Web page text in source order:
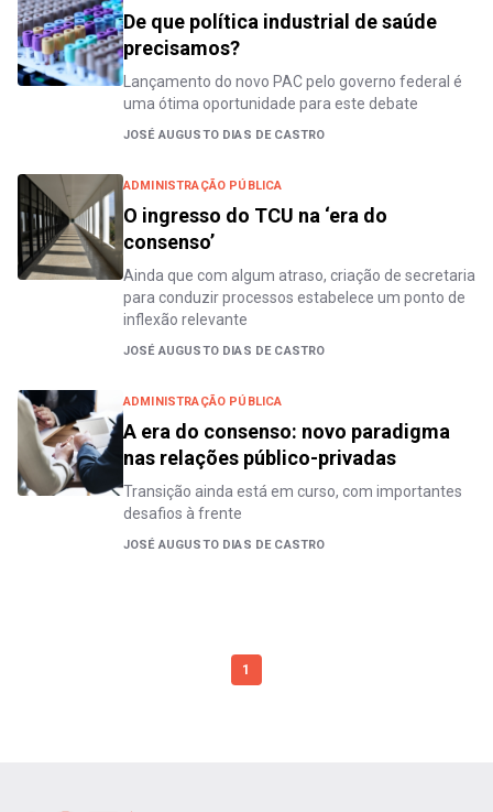
De que política industrial de saúde
precisamos?
Lançamento do novo PAC pelo governo federal é
uma ótima oportunidade para este debate
JOSÉ AUGUSTO DIAS DE CASTRO
ADMINISTRAÇÃO PÚBLICA
O ingresso do TCU na ‘era do
consenso’
Ainda que com algum atraso, criação de secretaria
para conduzir processos estabelece um ponto de
inflexão relevante
JOSÉ AUGUSTO DIAS DE CASTRO
ADMINISTRAÇÃO PÚBLICA
A era do consenso: novo paradigma
nas relações público-privadas
Transição ainda está em curso, com importantes
desafios à frente
JOSÉ AUGUSTO DIAS DE CASTRO
1